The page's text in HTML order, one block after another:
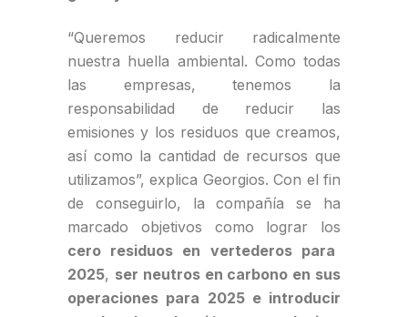
“Queremos reducir radicalmente
nuestra huella ambiental. Como todas
las empresas, tenemos la
responsabilidad de reducir las
emisiones y los residuos que creamos,
así como la cantidad de recursos que
utilizamos”, explica Georgios. Con el fin
de conseguirlo, la compañía se ha
marcado objetivos como lograr los
cero residuos en vertederos para
2025, ser neutros en carbono en sus
operaciones para 2025 e introducir